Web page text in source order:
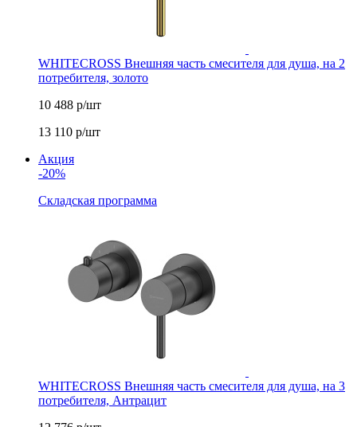
WHITECROSS Внешняя часть смесителя для душа, на 2
потребителя, золото
10 488 р/шт
13 110 р/шт
Акция
-20%
Складская программа
WHITECROSS Внешняя часть смесителя для душа, на 3
потребителя, Антрацит